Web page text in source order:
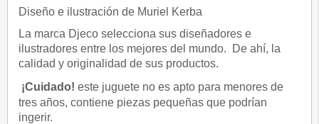
Diseño e ilustración de Muriel Kerba
La marca Djeco selecciona sus diseñadores e
ilustradores entre los mejores del mundo. De ahí, la
calidad y originalidad de sus productos.
¡Cuidado! este juguete no es apto para menores de
tres años, contiene piezas pequeñas que podrían
ingerir.